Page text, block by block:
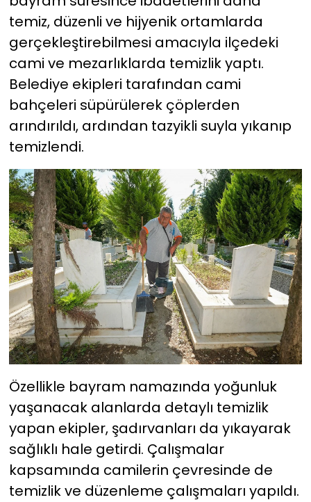
temiz, düzenli ve hijyenik ortamlarda
gerçekleştirebilmesi amacıyla ilçedeki
cami ve mezarlıklarda temizlik yaptı.
Belediye ekipleri tarafından cami
bahçeleri süpürülerek çöplerden
arındırıldı, ardından tazyikli suyla yıkanıp
temizlendi.
Özellikle bayram namazında yoğunluk
yaşanacak alanlarda detaylı temizlik
yapan ekipler, şadırvanları da yıkayarak
sağlıklı hale getirdi. Çalışmalar
kapsamında camilerin çevresinde de
temizlik ve düzenleme çalışmaları yapıldı.
YEREL YÖNETİMLER
Yurt